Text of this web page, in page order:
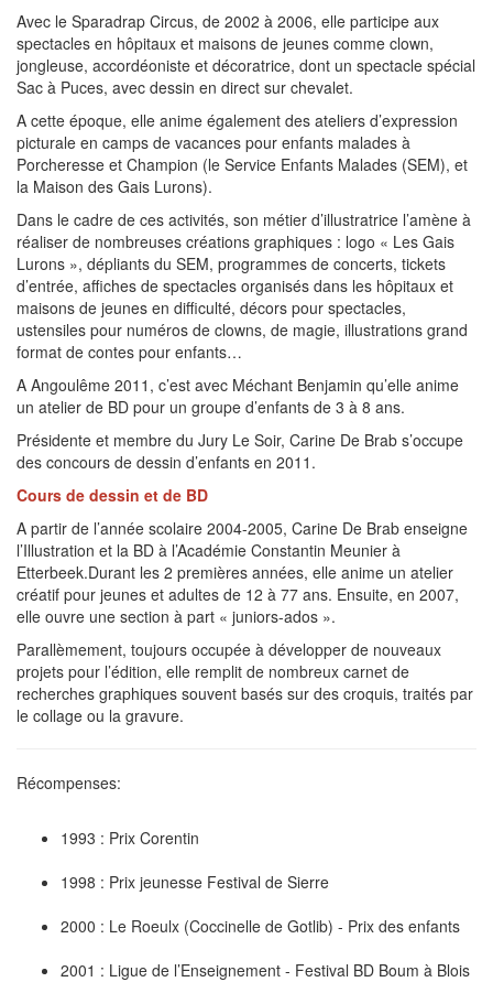
Avec le Sparadrap Circus, de 2002 à 2006, elle participe aux
spectacles en hôpitaux et maisons de jeunes comme clown,
jongleuse, accordéoniste et décoratrice, dont un spectacle spécial
Sac à Puces, avec dessin en direct sur chevalet.
A cette époque, elle anime également des ateliers d’expression
picturale en camps de vacances pour enfants malades à
Porcheresse et Champion (le Service Enfants Malades (SEM), et
la Maison des Gais Lurons).
Dans le cadre de ces activités, son métier d’illustratrice l’amène à
réaliser de nombreuses créations graphiques : logo « Les Gais
Lurons », dépliants du SEM, programmes de concerts, tickets
d’entrée, affiches de spectacles organisés dans les hôpitaux et
maisons de jeunes en difficulté, décors pour spectacles,
ustensiles pour numéros de clowns, de magie, illustrations grand
format de contes pour enfants…
A Angoulême 2011, c’est avec Méchant Benjamin qu’elle anime
un atelier de BD pour un groupe d’enfants de 3 à 8 ans.
Présidente et membre du Jury Le Soir, Carine De Brab s’occupe
des concours de dessin d’enfants en 2011.
Cours de dessin et de BD
A partir de l’année scolaire 2004-2005, Carine De Brab enseigne
l’Illustration et la BD à l’Académie Constantin Meunier à
Etterbeek.Durant les 2 premières années, elle anime un atelier
créatif pour jeunes et adultes de 12 à 77 ans. Ensuite, en 2007,
elle ouvre une section à part « juniors-ados ».
Parallèmement, toujours occupée à développer de nouveaux
projets pour l’édition, elle remplit de nombreux carnet de
recherches graphiques souvent basés sur des croquis, traités par
le collage ou la gravure.
Récompenses:
1993 : Prix Corentin
1998 : Prix jeunesse Festival de Sierre
2000 : Le Roeulx (Coccinelle de Gotlib) - Prix des enfants
2001 : Ligue de l’Enseignement - Festival BD Boum à Blois